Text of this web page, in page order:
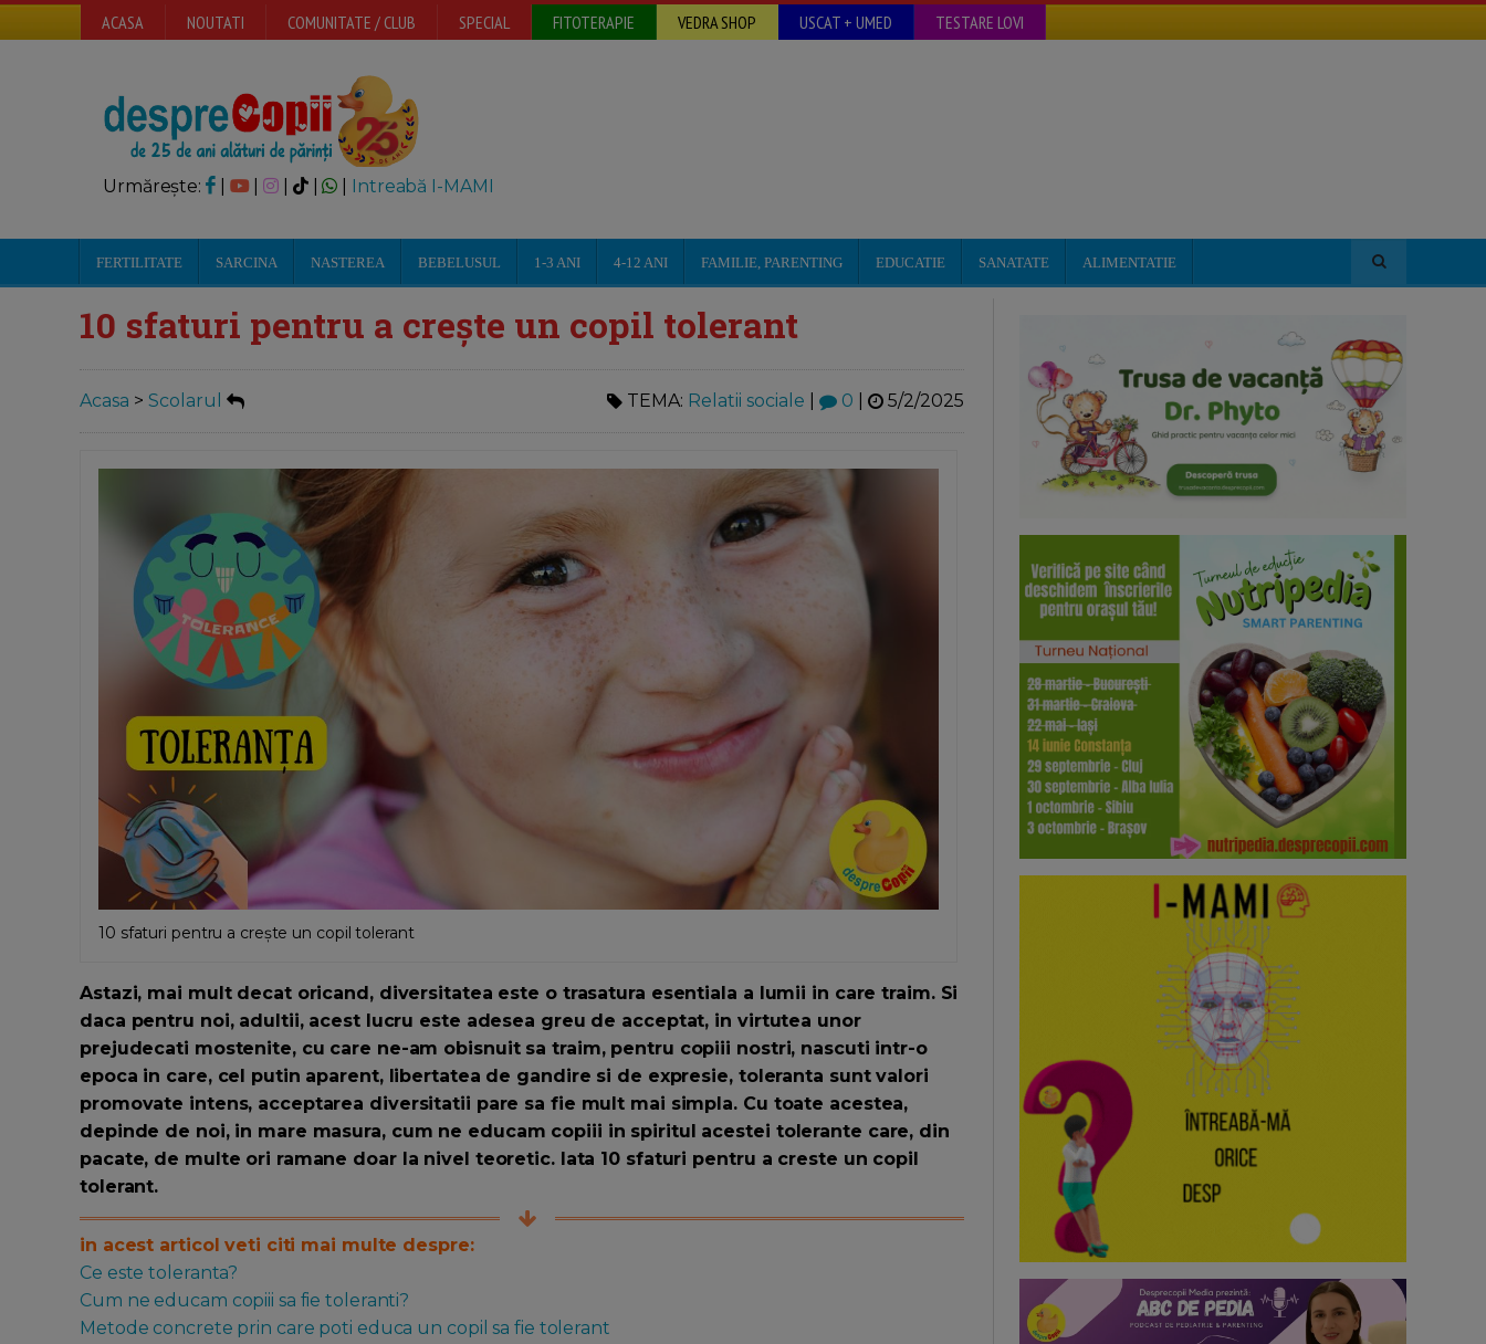
ACASA NOUTATI COMUNITATE / CLUB SPECIAL FITOTERAPIE VEDRA SHOP USCAT + UMED TESTARE LOVI
Urmărește: | | Intreabă I-MAMI
FERTILITATE SARCINA NASTEREA BEBELUSUL 1-3 ANI 4-12 ANI FAMILIE, PARENTING EDUCATIE SANATATE ALIMENTATIE
10 sfaturi pentru a crește un copil tolerant
Acasa > Scolarul TEMA: Relatii sociale 0 5/2/2025
10 sfaturi pentru a crește un copil tolerant
Astazi, mai mult decat oricand, diversitatea este o trasatura esentiala a lumii in care traim. Si
daca pentru noi, adultii, acest lucru este adesea greu de acceptat, in virtutea unor
prejudecati mostenite, cu care ne-am obisnuit sa traim, pentru copiii nostri, nascuti intr-o
epoca in care, cel putin aparent, libertatea de gandire si de expresie, toleranta sunt valori
promovate intens, acceptarea diversitatii pare sa fie mult mai simpla. Cu toate acestea,
depinde de noi, in mare masura, cum ne educam copiii in spiritul acestei tolerante care, din
pacate, de multe ori ramane doar la nivel teoretic. Iata 10 sfaturi pentru a creste un copil
tolerant.
in acest articol veti citi mai multe despre:
Ce este toleranta?
Cum ne educam copiii sa fie toleranti?
Metode concrete prin care poti educa un copil sa fie tolerant